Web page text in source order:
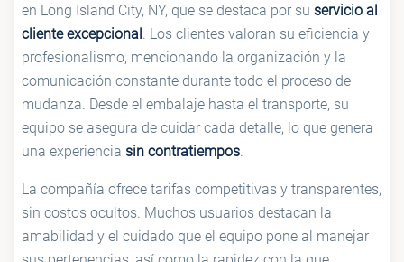
en Long Island City, NY, que se destaca por su servicio al
cliente excepcional. Los clientes valoran su eficiencia y
profesionalismo, mencionando la organización y la
comunicación constante durante todo el proceso de
mudanza. Desde el embalaje hasta el transporte, su
equipo se asegura de cuidar cada detalle, lo que genera
una experiencia sin contratiempos.
La compañía ofrece tarifas competitivas y transparentes,
sin costos ocultos. Muchos usuarios destacan la
amabilidad y el cuidado que el equipo pone al manejar